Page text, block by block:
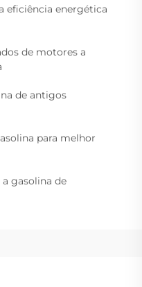
eficiência energética
de motores a
de antigos
para melhor
gasolina de